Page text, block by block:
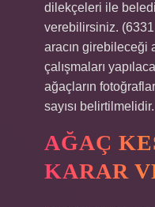
dilekçeleri ile
verebilirsiniz. (6331
aracın girebileceği
çalışmaları
ağaçların
sayısı belirtilmelidir.
AĞAÇ
KARAR